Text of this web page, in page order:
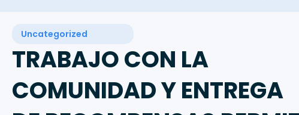
Uncategorized
TRABAJO CON LA
COMUNIDAD Y ENTREGA